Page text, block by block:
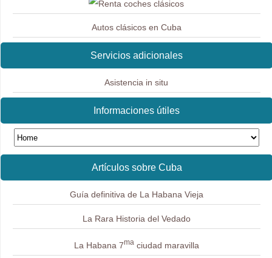
Autos clásicos en Cuba
Servicios adicionales
Asistencia in situ
Informaciones útiles
Artículos sobre Cuba
Guía definitiva de La Habana Vieja
La Rara Historia del Vedado
La Habana 7maciudad maravilla